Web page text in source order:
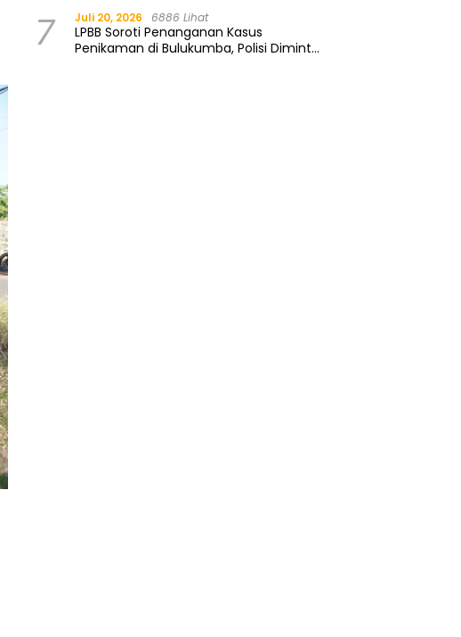
7 Juli 20, 2026 6886 Lihat
LPBB Soroti Penanganan Kasus
Penikaman di Bulukumba, Polisi Diminta